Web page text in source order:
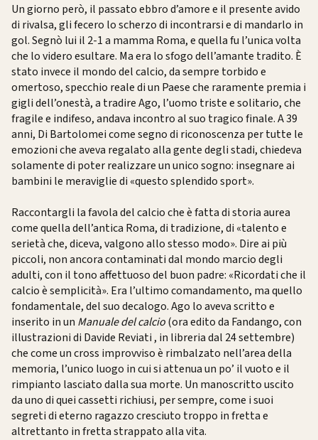
Un giorno però, il passato ebbro d’amore e il presente avido
di rivalsa, gli fecero lo scherzo di incontrarsi e di mandarlo in
gol. Segnò lui il 2-1 a mamma Roma, e quella fu l’unica volta
che lo videro esultare. Ma era lo sfogo dell’amante tradito. È
stato invece il mondo del calcio, da sempre torbido e
omertoso, specchio reale di un Paese che raramente premia i
gigli dell’onestà, a tradire Ago, l’uomo triste e solitario, che
fragile e indifeso, andava incontro al suo tragico finale. A 39
anni, Di Bartolomei come segno di riconoscenza per tutte le
emozioni che aveva regalato alla gente degli stadi, chiedeva
solamente di poter realizzare un unico sogno: insegnare ai
bambini le meraviglie di «questo splendido sport».
Raccontargli la favola del calcio che è fatta di storia aurea
come quella dell’antica Roma, di tradizione, di «talento e
serietà che, diceva, valgono allo stesso modo». Dire ai più
piccoli, non ancora contaminati dal mondo marcio degli
adulti, con il tono affettuoso del buon padre: «Ricordati che il
calcio è semplicità». Era l’ultimo comandamento, ma quello
fondamentale, del suo decalogo. Ago lo aveva scritto e
inserito in un Manuale del calcio(ora edito da Fandango, con
illustrazioni di Davide Reviati , in libreria dal 24 settembre)
che come un cross improvviso è rimbalzato nell’area della
memoria, l’unico luogo in cui si attenua un po’ il vuoto e il
rimpianto lasciato dalla sua morte. Un manoscritto uscito
da uno di quei cassetti richiusi, per sempre, come i suoi
segreti di eterno ragazzo cresciuto troppo in fretta e
altrettanto in fretta strappato alla vita.